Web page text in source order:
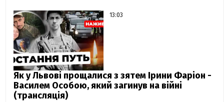
13:03
Як у Львові прощалися з зятем Ірини Фаріон -
Василем Особою, який загинув на війні
(трансляція)